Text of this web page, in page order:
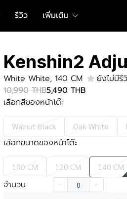
รีวิว เพิ่มเติม
Kenshin2
White White, 140 CM
ยังไม่มีรี
10,990 THB5,490 THB
เลือกสีของหน้าโต๊ะ
Walnut Black Oak White
เลือกขนาดของหน้าโต๊ะ
100 CM 120 CM 140 CM
จำนวน